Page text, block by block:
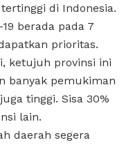
di Indonesia.
berada pada 7
prioritas.
ketujuh provinsi ini
banyak pemukiman
tinggi. Sisa 30%
lain.
daerah segera